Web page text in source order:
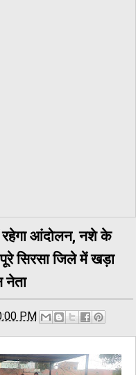
रहेगा आंदोलन, नशे के
सिरसा जिले में खड़ा
नेता
PM